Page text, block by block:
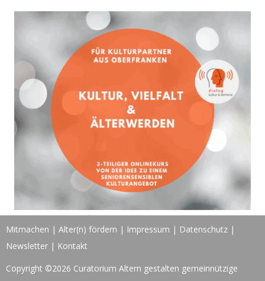
Mitmachen | Alter(n) fördern | Impressum | Datenschutz |
Newsletter | Kontakt
Copyright ©2026 Curatorium Altern gestalten gemeinnützige